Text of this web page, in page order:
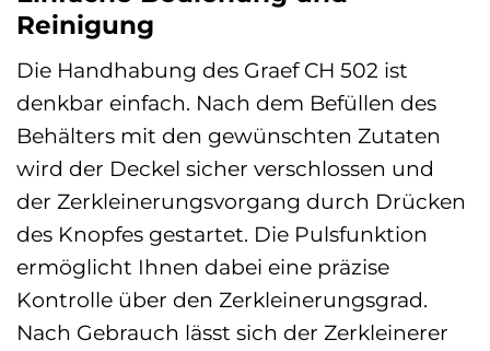
Reinigung
Die Handhabung des Graef CH 502 ist
denkbar einfach. Nach dem Befüllen des
Behälters mit den gewünschten Zutaten
wird der Deckel sicher verschlossen und
der Zerkleinerungsvorgang durch Drücken
des Knopfes gestartet. Die Pulsfunktion
ermöglicht Ihnen dabei eine präzise
Kontrolle über den Zerkleinerungsgrad.
Nach Gebrauch lässt sich der Zerkleinerer